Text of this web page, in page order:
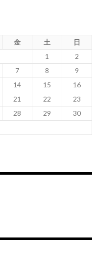
金 土
日
1
2
7 8
9
14 15
16
21 22
23
28 29
30